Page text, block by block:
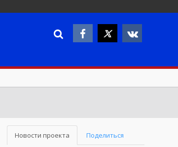
Новости проекта Поделиться